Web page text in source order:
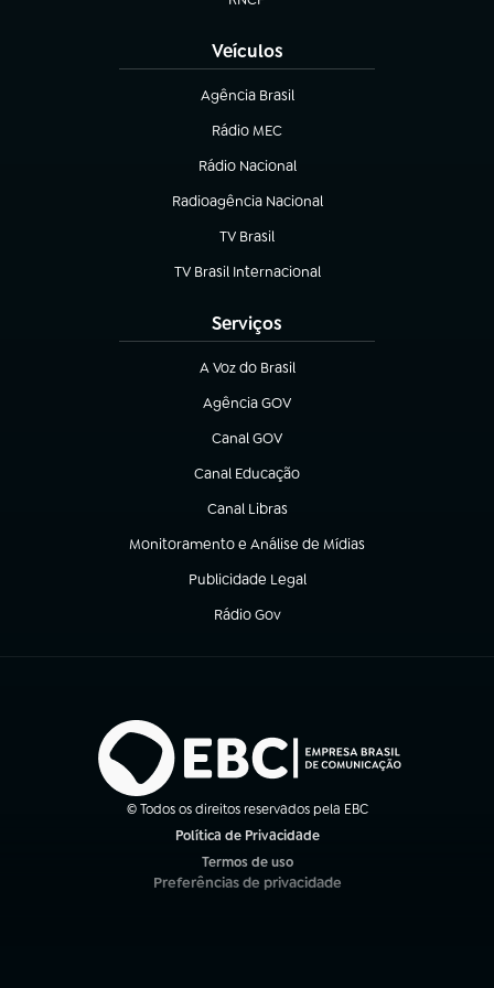
(abre em nova aba)
Veículos
Agência Brasil
(abre em nova aba)
Rádio MEC
(abre em nova aba)
Rádio Nacional
Radioagência Nacional
(abre em nova aba)
TV Brasil
(abre em nova aba)
TV Brasil Internacional
(abre em nova aba)
Serviços
A Voz do Brasil
(abre em nova aba)
Agência GOV
(abre em nova aba)
Canal GOV
(abre em nova aba)
Canal Educação
(abre em nova aba)
Canal Libras
(abre em nova aba)
Monitoramento e Análise de Mídias
(abre em nova aba)
Publicidade Legal
(abre em nova aba)
Rádio Gov
(abre em nova aba)
© Todos os direitos reservados pela EBC
Política de Privacidade
Termos de uso
(abre em nova aba)
Preferências de privacidade